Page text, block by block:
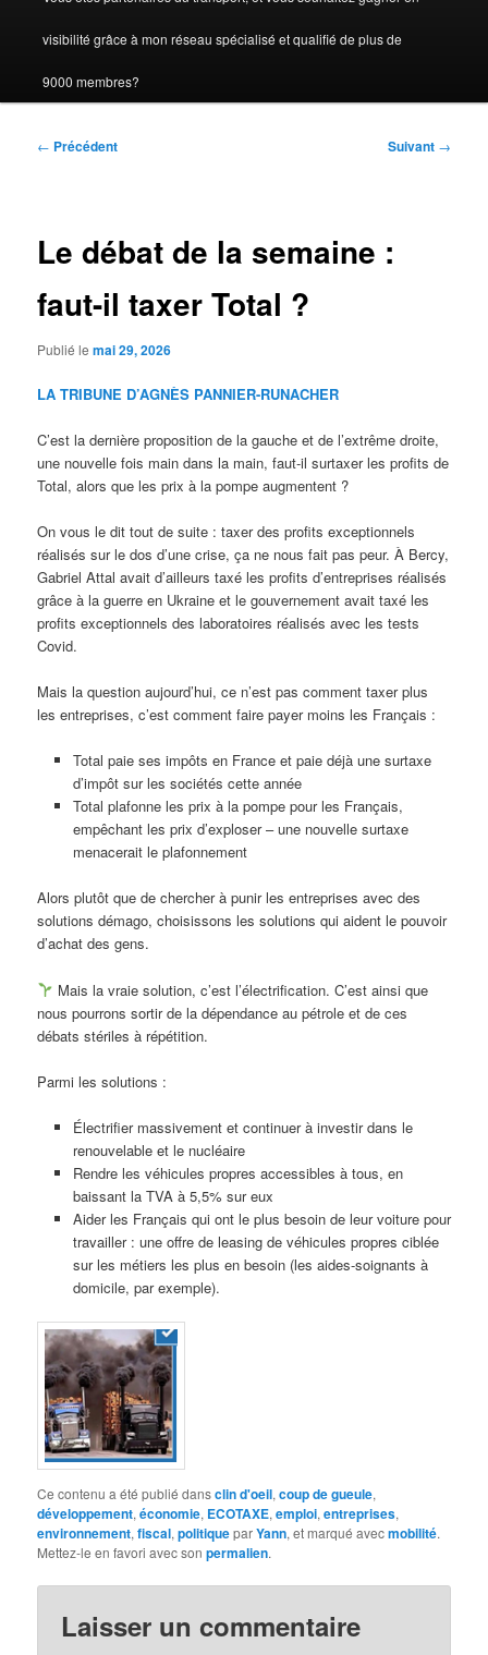
visibilité grâce à mon réseau spécialisé et qualifié de plus de
9000 membres?
Navigation
← Précédent Suivant →
Le débat de la semaine :
faut-il taxer Total ?
Publié lemai 29, 2026
LA TRIBUNE D’AGNÈS PANNIER-RUNACHER
C’est la dernière proposition de la gauche et de l’extrême droite,
une nouvelle fois main dans la main, faut-il surtaxer les profits de
Total, alors que les prix à la pompe augmentent ?
On vous le dit tout de suite : taxer des profits exceptionnels
réalisés sur le dos d’une crise, ça ne nous fait pas peur. À Bercy,
Gabriel Attal avait d’ailleurs taxé les profits d’entreprises réalisés
grâce à la guerre en Ukraine et le gouvernement avait taxé les
profits exceptionnels des laboratoires réalisés avec les tests
Covid.
Mais la question aujourd’hui, ce n’est pas comment taxer plus
les entreprises, c’est comment faire payer moins les Français :
Total paie ses impôts en France et paie déjà une surtaxe
d’impôt sur les sociétés cette année
Total plafonne les prix à la pompe pour les Français,
empêchant les prix d’exploser – une nouvelle surtaxe
menacerait le plafonnement
Alors plutôt que de chercher à punir les entreprises avec des
solutions démago, choisissons les solutions qui aident le pouvoir
d’achat des gens.
Mais la vraie solution, c’est l’électrification. C’est ainsi que
nous pourrons sortir de la dépendance au pétrole et de ces
débats stériles à répétition.
Parmi les solutions :
Électrifier massivement et continuer à investir dans le
renouvelable et le nucléaire
Rendre les véhicules propres accessibles à tous, en
baissant la TVA à 5,5% sur eux
Aider les Français qui ont le plus besoin de leur voiture pour
travailler : une offre de leasing de véhicules propres ciblée
sur les métiers les plus en besoin (les aides-soignants à
domicile, par exemple).
Ce contenu a été publié dansclin d'oeil,coup de gueule,
développement,économie, ECOTAXE,emploi,entreprises,
environnement,fiscal,politiqueparYann, et marqué avecmobilité.
Mettez-le en favori avec sonpermalien.
Laisser un commentaire